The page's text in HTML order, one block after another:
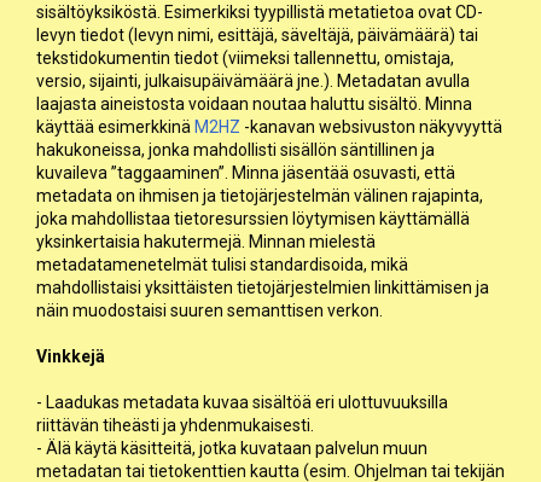
sisältöyksiköstä. Esimerkiksi tyypillistä metatietoa ovat CD-
levyn tiedot (levyn nimi, esittäjä, säveltäjä, päivämäärä) tai
tekstidokumentin tiedot (viimeksi tallennettu, omistaja,
versio, sijainti, julkaisupäivämäärä jne.). Metadatan avulla
laajasta aineistosta voidaan noutaa haluttu sisältö. Minna
käyttää esimerkkinä M2HZ -kanavan websivuston näkyvyyttä
hakukoneissa, jonka mahdollisti sisällön säntillinen ja
kuvaileva ”taggaaminen”. Minna jäsentää osuvasti, että
metadata on ihmisen ja tietojärjestelmän välinen rajapinta,
joka mahdollistaa tietoresurssien löytymisen käyttämällä
yksinkertaisia hakutermejä. Minnan mielestä
metadatamenetelmät tulisi standardisoida, mikä
mahdollistaisi yksittäisten tietojärjestelmien linkittämisen ja
näin muodostaisi suuren semanttisen verkon.
Vinkkejä
- Laadukas metadata kuvaa sisältöä eri ulottuvuuksilla
riittävän tiheästi ja yhdenmukaisesti.
- Älä käytä käsitteitä, jotka kuvataan palvelun muun
metadatan tai tietokenttien kautta (esim. Ohjelman tai tekijän